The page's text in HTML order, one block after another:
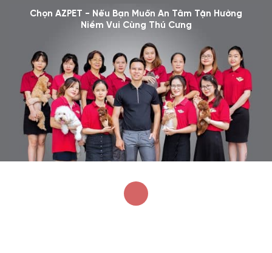
Chọn AZPET - Nếu Bạn Muốn An Tâm Tận Hưởng
Niềm Vui Cùng Thú Cưng